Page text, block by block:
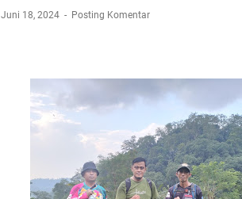
Warga Mulai Kesulitan Air Bersih Akibat Kekeringan,
Sudahkah Kita Merdeka Dari Hawa Nafsu?
Info Sembako di Pasar Kepuh Kuningan Kamis 6
Agenda Kegiatan Bupati Kuningan Jumat 7 Agustus
Juni 18, 2024 Posting Komentar